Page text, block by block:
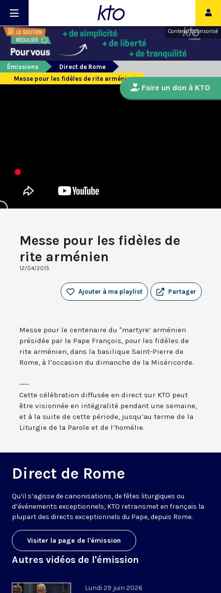
Contenu sponsorisé
Émissions
Direct de Rome
Messe pour les fidèles de rite arménien
Messe pour les fidèles de
rite arménien
12/04/2015
Partager
Ajouter à ma playlist
Messe pour le centenaire du "martyre’ arménien
présidée par le Pape François, pour les fidèles de
rite arménien, dans la basilique Saint-Pierre de
Rome, à l’occasion du dimanche de la Miséricorde.
----
Cette célébration diffusée en direct sur KTO peut
être visionnée en intégralité pendant une semaine,
et à la suite de cette période, jusqu’au terme de la
Liturgie de la Parole et de l’homélie.
Direct de Rome
Qu’il s’agisse de canonisations, de fêtes liturgiques ou
d’événements exceptionnels, KTO retransmet en français la
plupart des directs exceptionnels du Pape, depuis Rome.
Visiter la page de l'émission
Autres vidéos de l'émission
Lundi 29 juin 2026
Faire un don à KTO